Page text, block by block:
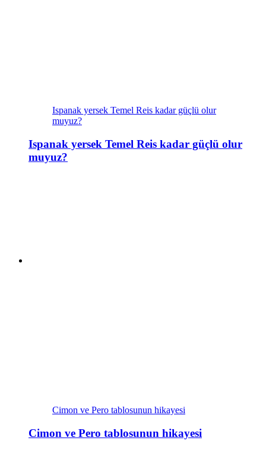
Ispanak yersek Temel Reis kadar güçlü olur
muyuz?
Ispanak yersek Temel Reis kadar güçlü olur
muyuz?
Cimon ve Pero tablosunun hikayesi
Cimon ve Pero tablosunun hikayesi